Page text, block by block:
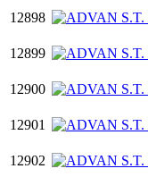
12898
12899
12900
12901
12902